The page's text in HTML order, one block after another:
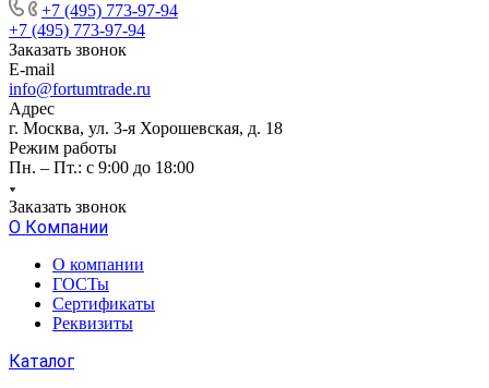
+7 (495) 773-97-94
+7 (495) 773-97-94
Заказать звонок
E-mail
info@fortumtrade.ru
Адрес
г. Москва, ул. 3-я Хорошевская, д. 18
Режим работы
Пн. – Пт.: с 9:00 до 18:00
Заказать звонок
О Компании
О компании
ГОСТы
Сертификаты
Реквизиты
Каталог